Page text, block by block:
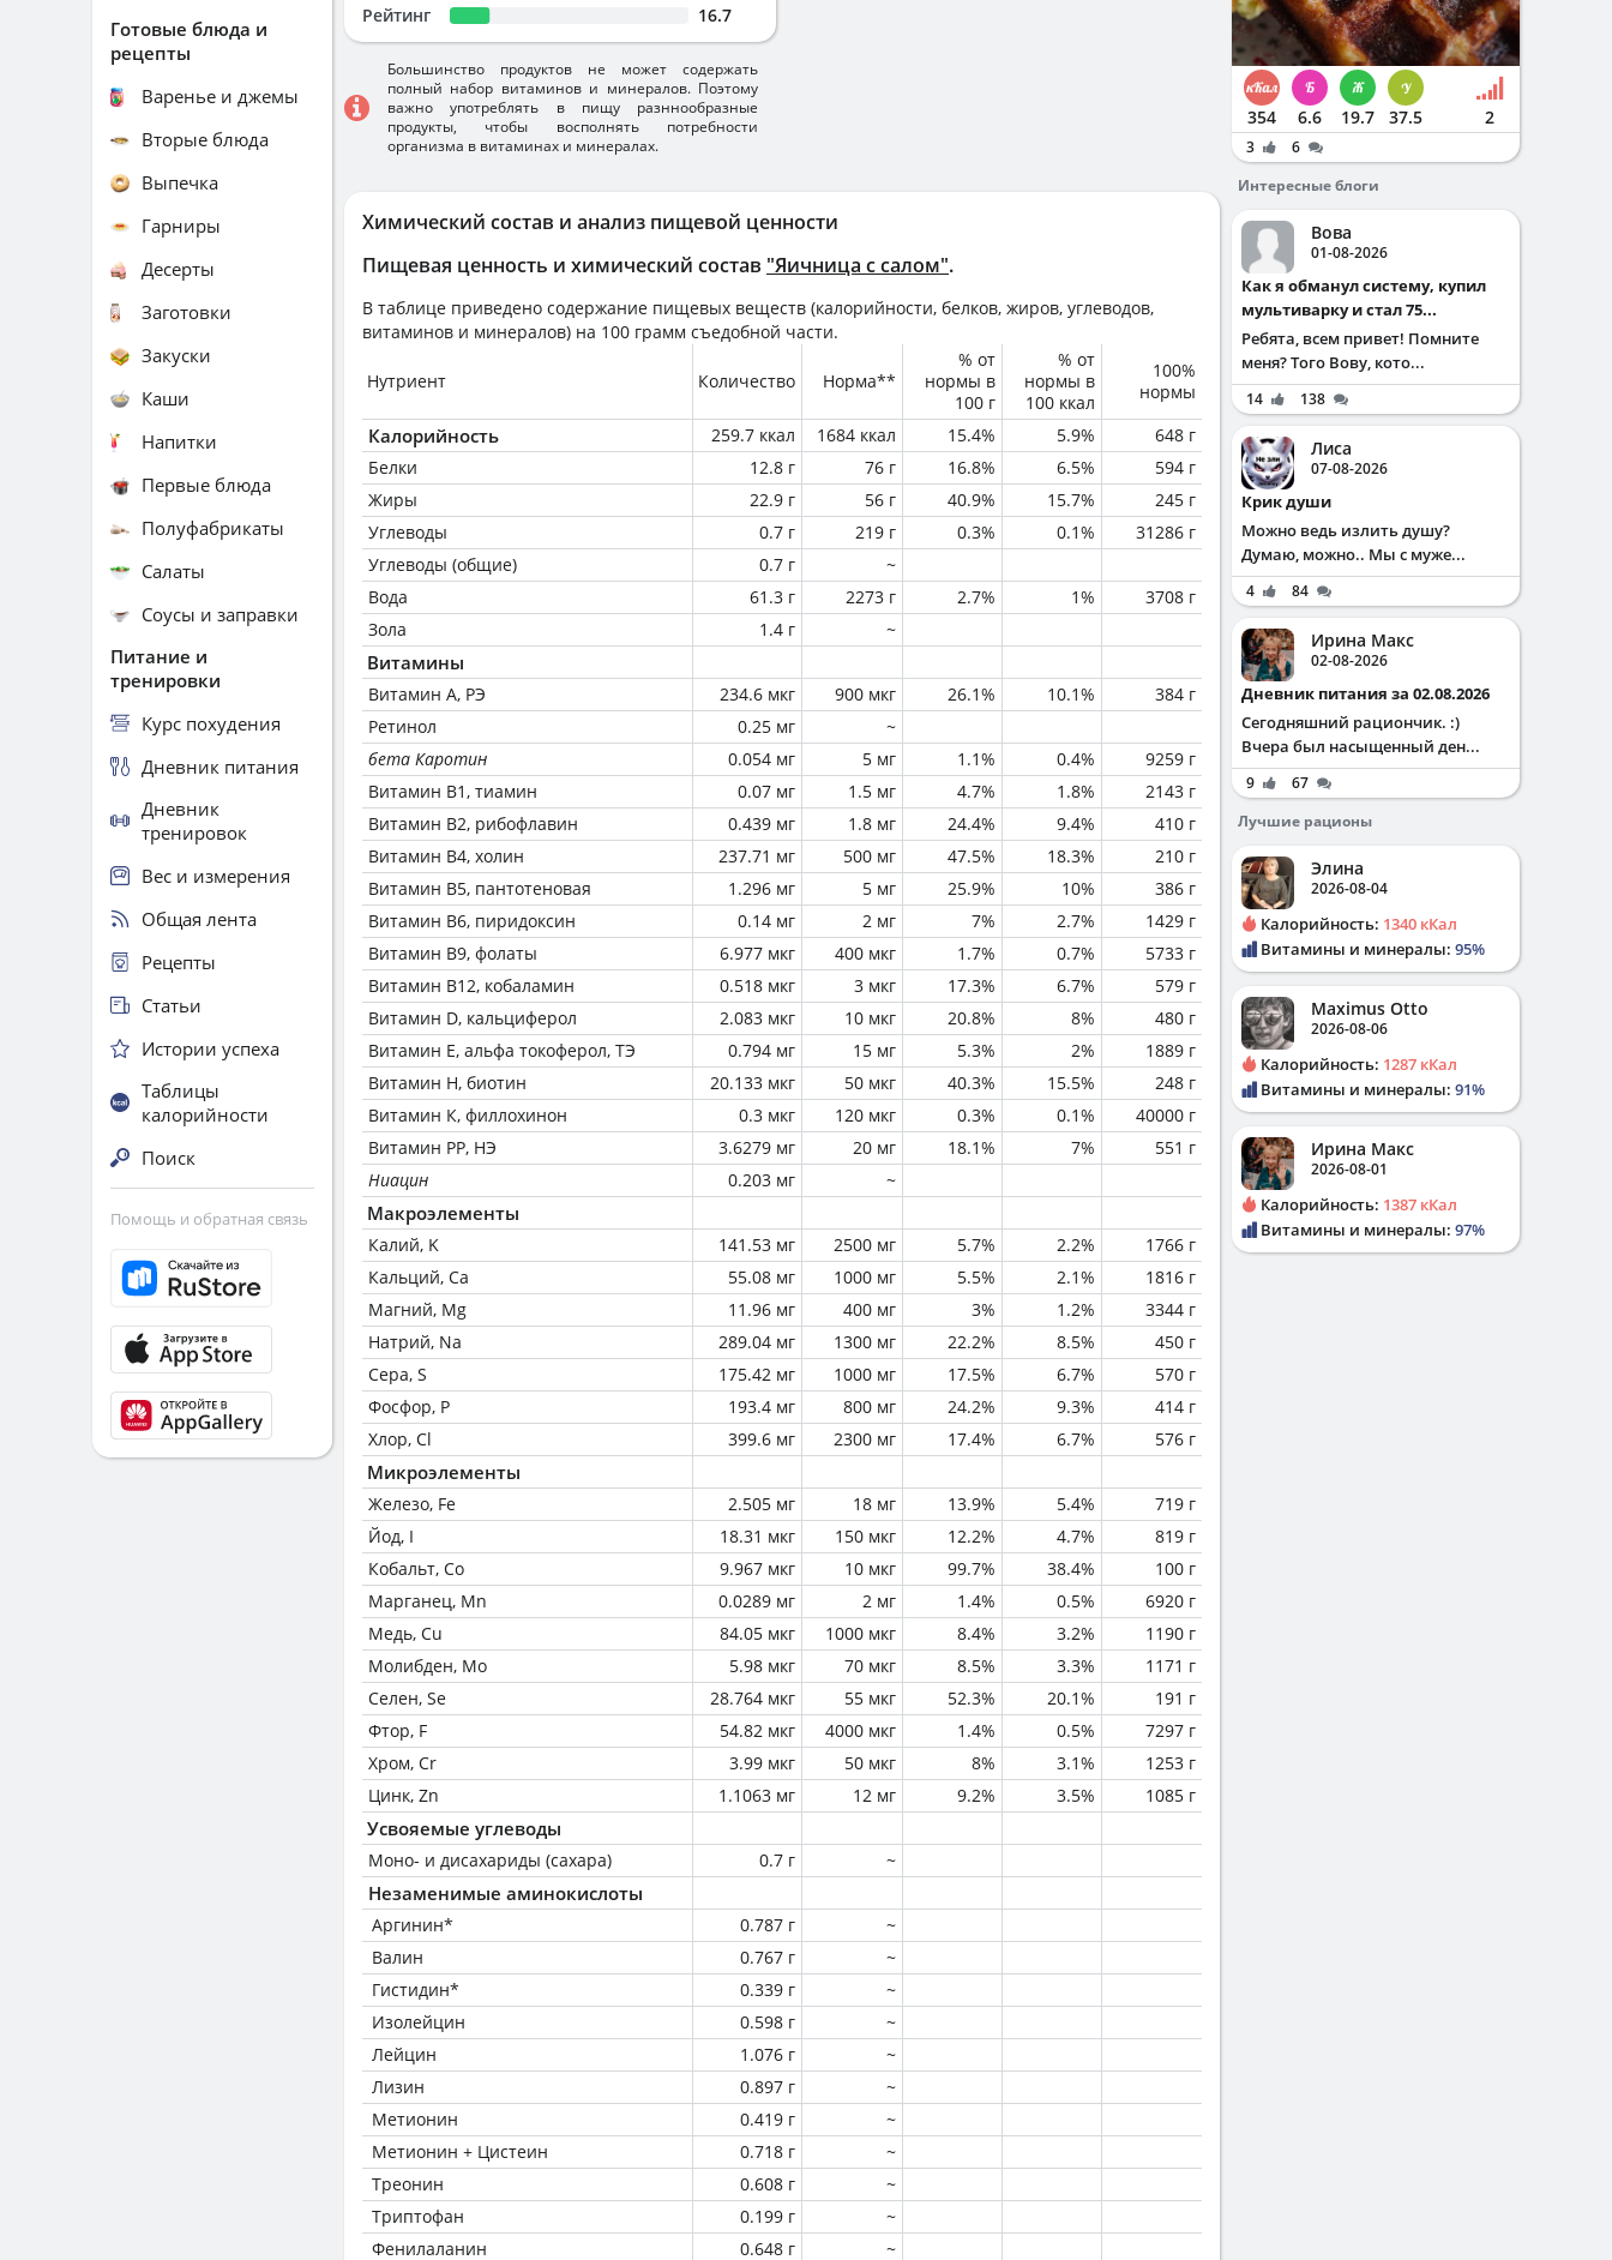
Химический состав и анализ пищевой ценности
Пищевая ценность и химический состав "Яичница с салом".
В таблице приведено содержание пищевых веществ (калорийности, белков, жиров, углеводов,
витаминов и минералов) на 100 грамм съедобной части.
Нутриент Количество Норма**
% от
нормы в
100 г
% от
нормы в
100 ккал
100%
нормы
Калорийность 259.7 ккал 1684 ккал 15.4% 5.9%
648 г
Белки
12.8 г 76 г 16.8% 6.5%
594 г
Жиры
22.9 г 56 г 40.9% 15.7%
245 г
Углеводы
0.7 г 219 г 0.3% 0.1%
31286 г
Углеводы (общие)
0.7 г
~
Вода
61.3 г 2273 г 2.7% 1%
3708 г
Зола
1.4 г ~
Витамины
Витамин А, РЭ 234.6 мкг 900 мкг 26.1% 10.1%
384 г
Ретинол
0.25 мг
~
бета Каротин
0.054 мг 5 мг 1.1% 0.4%
9259 г
Витамин В1, тиамин
0.07 мг 1.5 мг 4.7% 1.8%
2143 г
Витамин В2, рибофлавин
0.439 мг 1.8 мг 24.4% 9.4%
410 г
Витамин В4, холин
237.71 мг 500 мг 47.5% 18.3%
210 г
Витамин В5, пантотеновая
1.296 мг 5 мг 25.9% 10%
386 г
Витамин В6, пиридоксин
0.14 мг 2 мг 7% 2.7%
1429 г
Витамин В9, фолаты
6.977 мкг 400 мкг 1.7% 0.7%
5733 г
Витамин В12, кобаламин
0.518 мкг 3 мкг 17.3% 6.7%
579 г
Витамин D, кальциферол
2.083 мкг 10 мкг 20.8% 8%
480 г
Витамин Е, альфа токоферол, ТЭ
0.794 мг 15 мг 5.3% 2%
1889 г
Витамин Н, биотин
20.133 мкг 50 мкг 40.3% 15.5%
248 г
Витамин К, филлохинон
0.3 мкг 120 мкг 0.3% 0.1%
40000 г
Витамин РР, НЭ
3.6279 мг 20 мг 18.1% 7%
551 г
Ниацин
0.203 мг ~
Макроэлементы
Калий, K 141.53 мг 2500 мг 5.7% 2.2%
1766 г
Кальций, Ca
55.08 мг 1000 мг 5.5% 2.1%
1816 г
Магний, Mg
11.96 мг 400 мг 3% 1.2%
3344 г
Натрий, Na
289.04 мг 1300 мг 22.2% 8.5%
450 г
Сера, S
175.42 мг 1000 мг 17.5% 6.7%
570 г
Фосфор, P
193.4 мг 800 мг 24.2% 9.3%
414 г
Хлор, Cl
399.6 мг 2300 мг 17.4% 6.7% 576 г
Микроэлементы
Железо, Fe 2.505 мг 18 мг 13.9% 5.4%
719 г
Йод, I
18.31 мкг 150 мкг 12.2% 4.7%
819 г
Кобальт, Co
9.967 мкг 10 мкг 99.7% 38.4%
100 г
Марганец, Mn
0.0289 мг 2 мг 1.4% 0.5%
6920 г
Медь, Cu
84.05 мкг 1000 мкг 8.4% 3.2%
1190 г
Молибден, Mo
5.98 мкг 70 мкг 8.5% 3.3%
1171 г
Селен, Se
28.764 мкг 55 мкг 52.3% 20.1%
191 г
Фтор, F
54.82 мкг 4000 мкг 1.4% 0.5%
7297 г
Хром, Cr
3.99 мкг 50 мкг 8% 3.1%
1253 г
Цинк, Zn
1.1063 мг 12 мг 9.2% 3.5% 1085 г
Усвояемые углеводы
Моно- и дисахариды (сахара) 0.7 г ~
Незаменимые аминокислоты
Аргинин* 0.787 г
~
Валин
0.767 г
~
Гистидин*
0.339 г
~
Изолейцин
0.598 г
~
Лейцин
1.076 г
~
Лизин
0.897 г
~
Метионин
0.419 г
~
Метионин + Цистеин
0.718 г
~
Треонин
0.608 г
~
Триптофан
0.199 г
~
Фенилаланин
0.648 г
~
Рейтинг 16.7
Большинство продуктов не может содержать
полный набор витаминов и минералов. Поэтому
важно употреблять в пищу разннообразные
продукты, чтобы восполнять потребности
организма в витаминах и минералах.
Готовые блюда и
рецепты
Варенье и джемы
Вторые блюда
Выпечка
Гарниры
Десерты
Заготовки
Закуски
Каши
Напитки
Первые блюда
Полуфабрикаты
Салаты
Соусы и заправки
Питание и
тренировки
Курс похудения
Дневник питания
Дневник
тренировок
Вес и измерения
Общая лента
Рецепты
Статьи
Истории успеха
Таблицы
калорийности
Поиск
Помощь и обратная связь
354 6.6 19.7 37.5 2
3
6
Интересные блоги
Вова
01-08-2026
Как я обманул систему, купил
мультиварку и стал 75...
Ребята, всем привет! Помните
меня? Того Вову, кото...
14 138
Лиса
07-08-2026
Крик души
Можно ведь излить душу?
Думаю, можно.. Мы с муже...
4 84
Ирина Макс
02-08-2026
Дневник питания за 02.08.2026
Сегодняшний рациончик. :)
Вчера был насыщенный ден...
9
67
Лучшие рационы
Элина
2026-08-04
Калорийность: 1340 кКал
Витамины и минералы: 95%
Maximus Otto
2026-08-06
Калорийность: 1287 кКал
Витамины и минералы: 91%
Ирина Макс
2026-08-01
Калорийность: 1387 кКал
Витамины и минералы: 97%